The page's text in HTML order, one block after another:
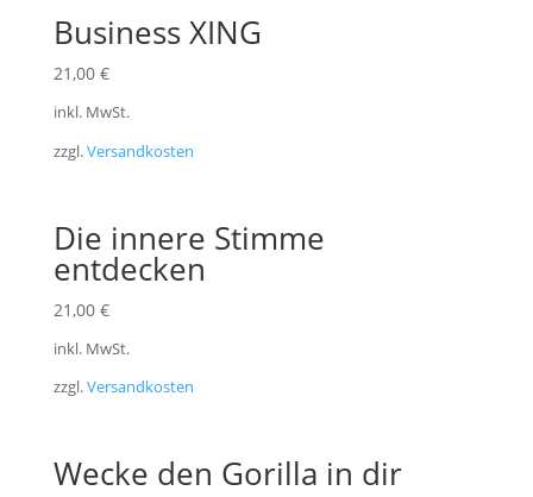
Business XING
21,00 €
inkl. MwSt.
zzgl.Versandkosten
Die innere Stimme
entdecken
21,00 €
inkl. MwSt.
zzgl.Versandkosten
Wecke den Gorilla in dir